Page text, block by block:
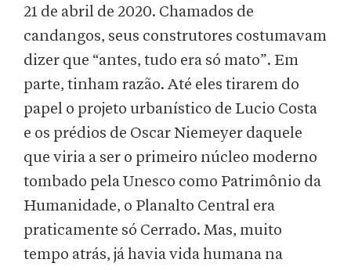
21 de abril de 2020. Chamados de
candangos, seus construtores costumavam
dizer que “antes, tudo era só mato”. Em
parte, tinham razão. Até eles tirarem do
papel o projeto urbanístico de Lucio Costa
e os prédios de Oscar Niemeyer daquele
que viria a ser o primeiro núcleo moderno
tombado pela Unesco como Patrimônio da
Humanidade, o Planalto Central era
praticamente só Cerrado. Mas, muito
tempo atrás, já havia vida humana na